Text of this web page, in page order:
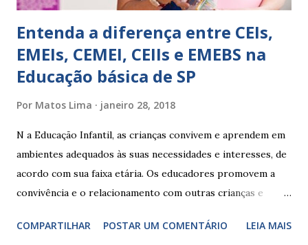
Entenda a diferença entre CEIs,
EMEIs, CEMEI, CEIIs e EMEBS na
Educação básica de SP
Por Matos Lima janeiro 28, 2018
N a Educação Infantil, as crianças convivem e aprendem em
ambientes adequados às suas necessidades e interesses, de
acordo com sua faixa etária. Os educadores promovem a
convivência e o relacionamento com outras crianças e
garantir o direito das crianças a uma educação integral e de
COMPARTILHAR POSTAR UM COMENTÁRIO LEIA MAIS